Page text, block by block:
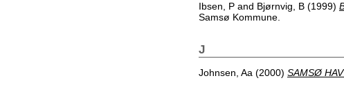
Ibsen, P and Bjørnvig, B (1999)
Samsø Kommune.
J
Johnsen, Aa (2000) SAMSØ